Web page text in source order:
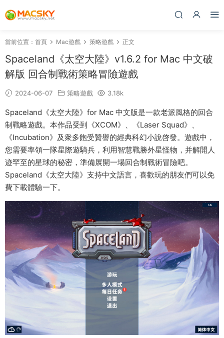
當前位置： 首頁 Mac遊戲 策略遊戲 正文
Spaceland《太空大陸》v1.6.2 for Mac 中文破
解版 回合制戰術策略冒險遊戲
2024-06-07 策略遊戲 3.18k
Spaceland《太空大陸》for Mac 中文版是一款老派風格的回合
制戰略遊戲。本作品受到《XCOM》、《Laser Squad》、
《Incubation》及衆多飽受贊譽的經典科幻小說啓發。遊戲中，
您需要率領一隊星際遊騎兵，利用智慧戰勝外星怪物，并解開人
迹罕至的星球的秘密，準備展開一場回合制戰術冒險吧。
Spaceland《太空大陸》支持中文語言，喜歡玩的朋友們可以免
費下載體驗一下。